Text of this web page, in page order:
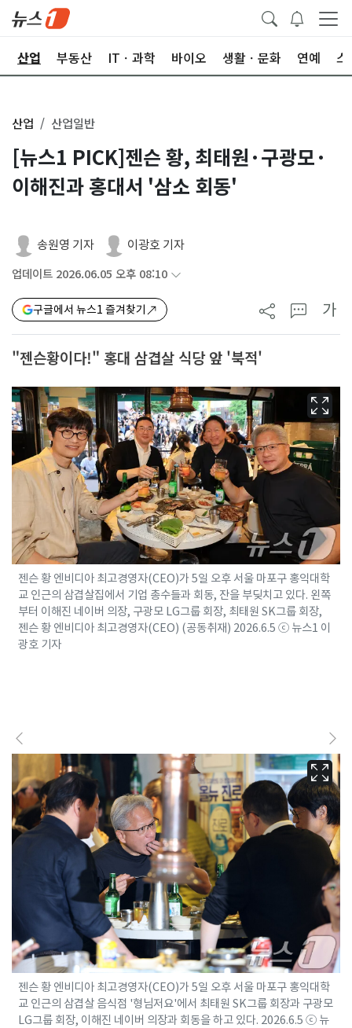
산업 부동산 ITㆍ과학 바이오 생활ㆍ문화 연예 스
산업 산업일반
[뉴스1 PICK]젠슨 황, 최태원·구광모·
이해진과 홍대서 '삼소 회동'
송원영 기자 이광호 기자
업데이트 2026.06.05 오후 08:10
구글에서 뉴스1 즐겨찾기 가
"젠슨황이다!" 홍대 삼겹살 식당 앞 '북적'
젠슨 황 엔비디아 최고경영자(CEO)가 5일 오후 서울 마포구 홍익대학
교 인근의 삼겹살집에서 기업 총수들과 회동, 잔을 부딪치고 있다. 왼쪽
부터 이해진 네이버 의장, 구광모 LG그룹 회장, 최태원 SK그룹 회장,
젠슨 황 엔비디아 최고경영자(CEO) (공동취재) 2026.6.5 ⓒ 뉴스1 이
광호 기자
젠슨 황 엔비디아 최고경영자(CEO)가 5일 오후 서울 마포구 홍익대학
교 인근의 삼겹살 음식점 '형님저요'에서 최태원 SK그룹 회장과 구광모
LG그룹 회장, 이해진 네이버 의장과 회동을 하고 있다. 2026.6.5 ⓒ 뉴